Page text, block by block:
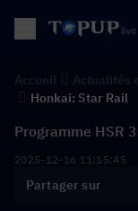
Honkai: Star Rail
Programme HSR
2025-12-16 11:15:45
Partager sur